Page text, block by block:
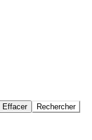
Effacer Rechercher